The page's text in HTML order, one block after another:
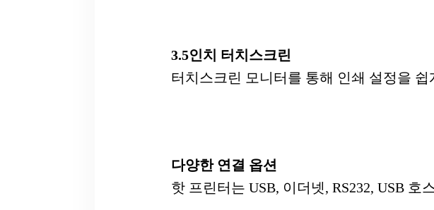
3.5인치 터치스크린
터치스크린 모니터를 통해 인쇄 설정을
다양한 연결 옵션
핫 프린터는 USB, 이더넷, RS232, USB